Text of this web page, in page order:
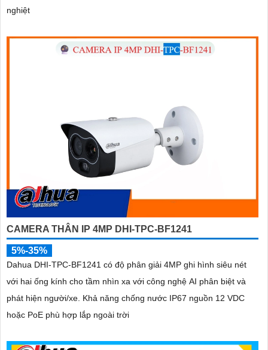
nghiệt
CAMERA THÂN IP 4MP DHI-TPC-BF1241
5%-35%
Dahua DHI-TPC-BF1241 có độ phân giải 4MP ghi hình siêu nét
với hai ống kính cho tầm nhìn xa với công nghệ AI phân biệt và
phát hiện người/xe. Khả năng chống nước IP67 nguồn 12 VDC
hoặc PoE phù hợp lắp ngoài trời